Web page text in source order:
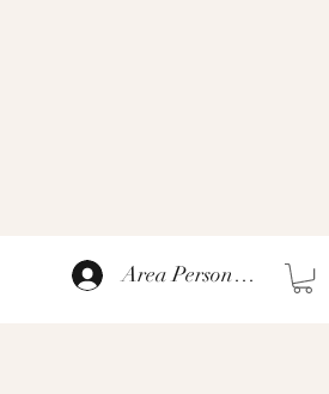
Area Personale